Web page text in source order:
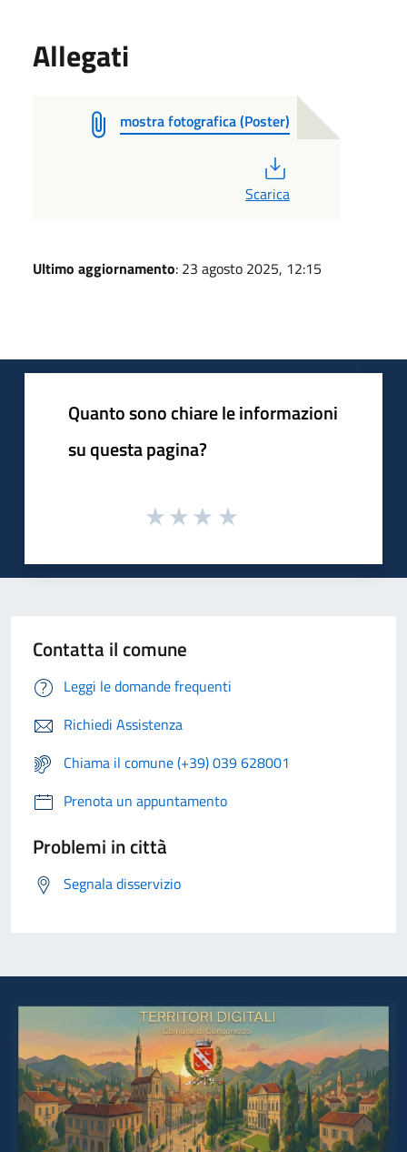
Allegati
mostra fotografica (Poster)
Scarica
Ultimo aggiornamento: 23 agosto 2025, 12:15
Quanto sono chiare le informazioni
su questa pagina?
Contatta il comune
Leggi le domande frequenti
Richiedi Assistenza
Chiama il comune (+39) 039 628001
Prenota un appuntamento
Problemi in città
Segnala disservizio